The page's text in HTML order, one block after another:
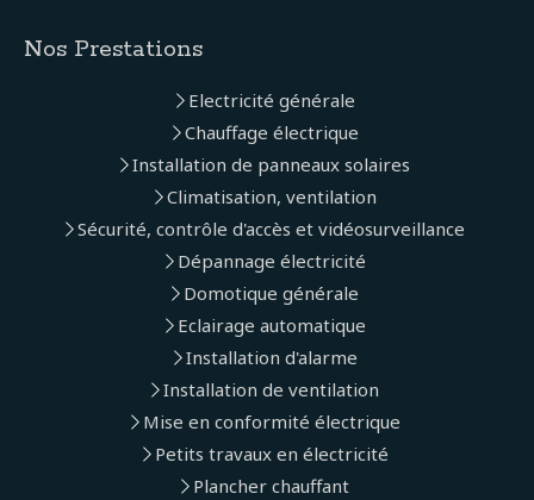
Nos Prestations
Electricité générale
Chauffage électrique
Installation de panneaux solaires
Climatisation, ventilation
Sécurité, contrôle d'accès et vidéosurveillance
Dépannage électricité
Domotique générale
Eclairage automatique
Installation d'alarme
Installation de ventilation
Mise en conformité électrique
Petits travaux en électricité
Plancher chauffant